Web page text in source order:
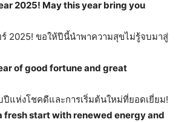
2025! May this year bring you
2025! ขอให้ปีนี้นำพาความสุขไม่รู้จบมาสู่
of good fortune and great
แห่งโชคดีและการเริ่มต้นใหม่ที่ยอดเยี่ยม!
fresh start with renewed energy and